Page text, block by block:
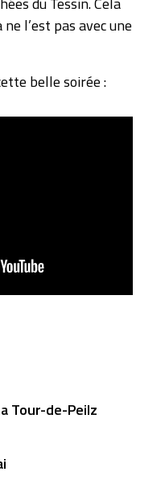
l’est pas avec une
belle soirée :
Tour-de-Peilz